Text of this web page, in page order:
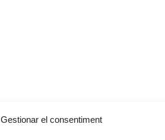
Gestionar el consentiment